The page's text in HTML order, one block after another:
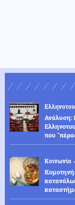
Ανάλυση:
που
Κοινωνία